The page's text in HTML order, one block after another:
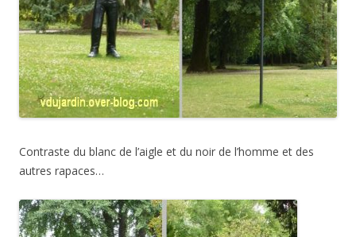
Contraste du blanc de l’aigle et du noir de l’homme et des
autres rapaces…